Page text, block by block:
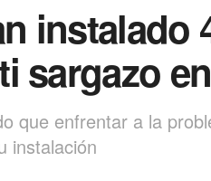
instalado
sargazo
que enfrentar a la
instalación